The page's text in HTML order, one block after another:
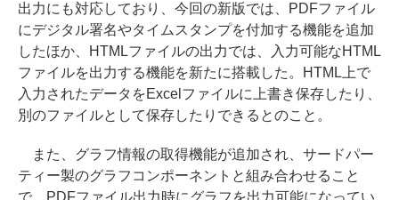
出力にも対応しており、今回の新版では、PDFファイル
にデジタル署名やタイムスタンプを付加する機能を追加
したほか、HTMLファイルの出力では、入力可能なHTML
ファイルを出力する機能を新たに搭載した。HTML上で
入力されたデータをExcelファイルに上書き保存したり、
別のファイルとして保存したりできるとのこと。
また、グラフ情報の取得機能が追加され、サードパー
ティー製のグラフコンポーネントと組み合わせること
で、PDFファイル出力時にグラフを出力可能になってい